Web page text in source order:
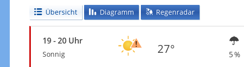
Übersicht Diagramm Regenradar
19 - 20 Uhr
Sonnig 27° 5 %